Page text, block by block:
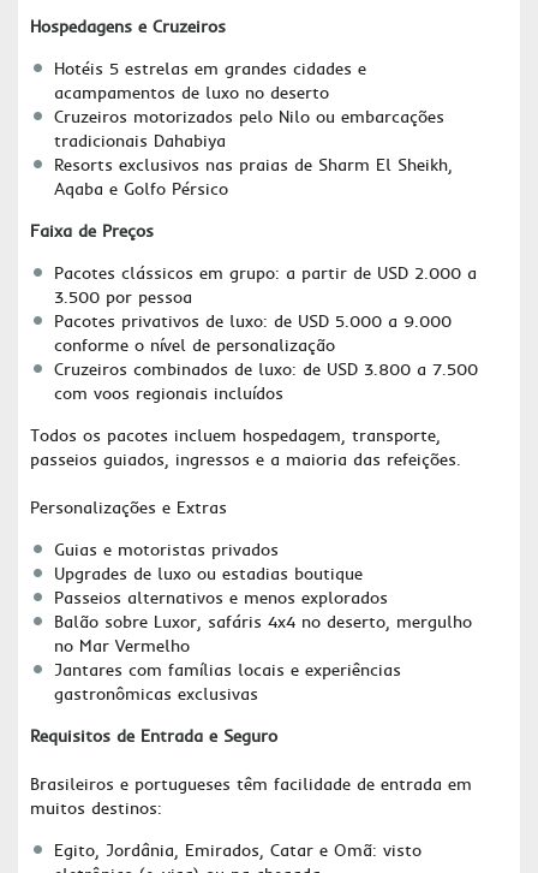
Hospedagens e Cruzeiros
Hotéis 5 estrelas em grandes cidades e
acampamentos de luxo no deserto
Cruzeiros motorizados pelo Nilo ou embarcações
tradicionais Dahabiya
Resorts exclusivos nas praias de Sharm El Sheikh,
Aqaba e Golfo Pérsico
Faixa de Preços
Pacotes clássicos em grupo: a partir de USD 2.000 a
3.500 por pessoa
Pacotes privativos de luxo: de USD 5.000 a 9.000
conforme o nível de personalização
Cruzeiros combinados de luxo: de USD 3.800 a 7.500
com voos regionais incluídos
Todos os pacotes incluem hospedagem, transporte,
passeios guiados, ingressos e a maioria das refeições.
Personalizações e Extras
Guias e motoristas privados
Upgrades de luxo ou estadias boutique
Passeios alternativos e menos explorados
Balão sobre Luxor, safáris 4x4 no deserto, mergulho
no Mar Vermelho
Jantares com famílias locais e experiências
gastronômicas exclusivas
Requisitos de Entrada e Seguro
Brasileiros e portugueses têm facilidade de entrada em
muitos destinos:
Egito, Jordânia, Emirados, Catar e Omã: visto